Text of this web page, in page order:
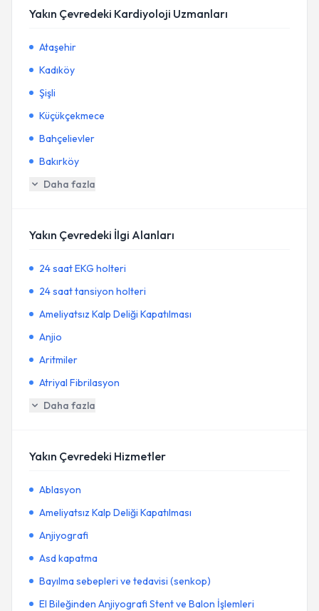
Yakın Çevredeki Kardiyoloji Uzmanları
Ataşehir
Kadıköy
Şişli
Küçükçekmece
Bahçelievler
Bakırköy
Daha fazla
Yakın Çevredeki İlgi Alanları
24 saat EKG holteri
24 saat tansiyon holteri
Ameliyatsız Kalp Deliği Kapatılması
Anjio
Aritmiler
Atriyal Fibrilasyon
Daha fazla
Yakın Çevredeki Hizmetler
Ablasyon
Ameliyatsız Kalp Deliği Kapatılması
Anjiyografi
Asd kapatma
Bayılma sebepleri ve tedavisi (senkop)
El Bileğinden Anjiyografi Stent ve Balon İşlemleri